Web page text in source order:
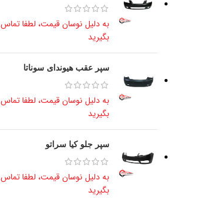
به دلیل نوسان قیمت، لطفا تماس
بگیرید
سپر عقب هیوندای سوناتا
به دلیل نوسان قیمت، لطفا تماس
بگیرید
سپر جلو کیا سراتو
به دلیل نوسان قیمت، لطفا تماس
بگیرید